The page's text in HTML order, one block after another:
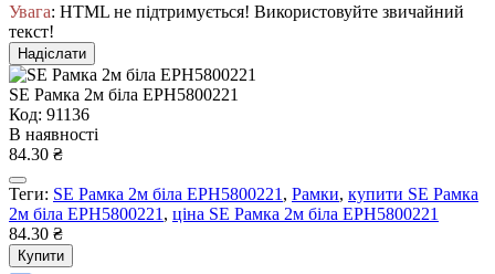
Увага: HTML не підтримується! Використовуйте звичайний
текст!
Надіслати
SE Рамка 2м біла EPH5800221
Код: 91136
В наявності
84.30 ₴
Теги: SE Рамка 2м біла EPH5800221 , Рамки, купити SE Рамка
2м біла EPH5800221 , ціна SE Рамка 2м біла EPH5800221
84.30 ₴
Купити